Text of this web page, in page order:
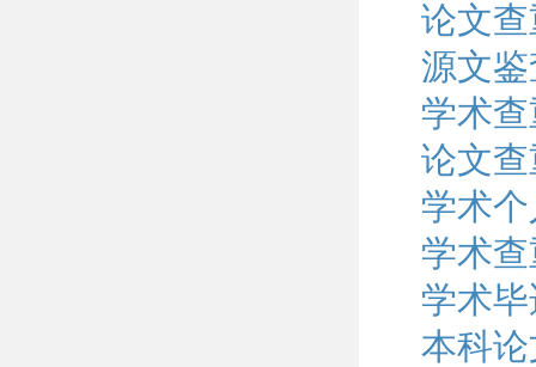
论文
源文
学术
论文
学术
学术
学术
本科